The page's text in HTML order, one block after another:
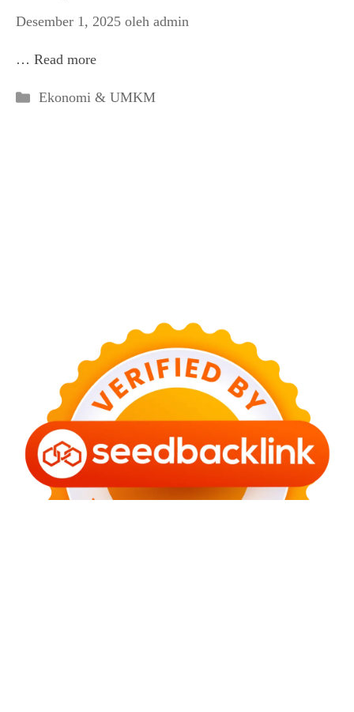
Desember 1, 2025 oleh admin
… Read more
Kategori
Ekonomi & UMKM